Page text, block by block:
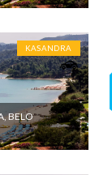
KASANDRA
BELO